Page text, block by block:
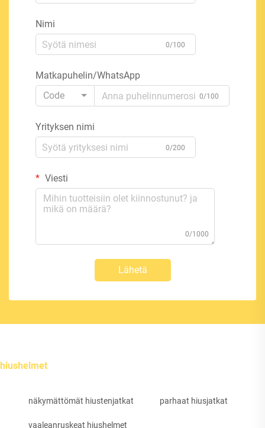
Nimi
0/100
Matkapuhelin/WhatsApp
Code
0/100
Yrityksen nimi
0/200
Viesti
0/1000
Lähetä
hiushelmet
näkymättömät hiustenjatkat parhaat hiusjatkat
vaaleanruskeat hiushelmet